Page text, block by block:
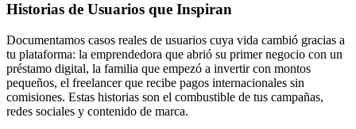
Historias de Usuarios que Inspiran
Documentamos casos reales de usuarios cuya vida cambió gracias a
tu plataforma: la emprendedora que abrió su primer negocio con un
préstamo digital, la familia que empezó a invertir con montos
pequeños, el freelancer que recibe pagos internacionales sin
comisiones. Estas historias son el combustible de tus campañas,
redes sociales y contenido de marca.